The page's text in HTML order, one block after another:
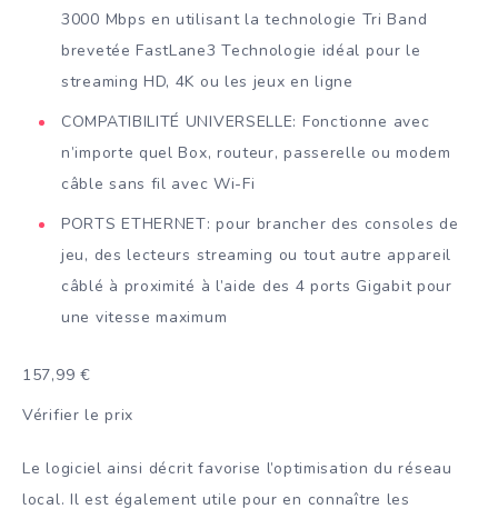
3000 Mbps en utilisant la technologie Tri Band
brevetée FastLane3 Technologie idéal pour le
streaming HD, 4K ou les jeux en ligne
COMPATIBILITÉ UNIVERSELLE: Fonctionne avec
n’importe quel Box, routeur, passerelle ou modem
câble sans fil avec Wi-Fi
PORTS ETHERNET: pour brancher des consoles de
jeu, des lecteurs streaming ou tout autre appareil
câblé à proximité à l’aide des 4 ports Gigabit pour
une vitesse maximum
157,99 €
Vérifier le prix
Le logiciel ainsi décrit favorise l’optimisation du réseau
local. Il est également utile pour en connaître les